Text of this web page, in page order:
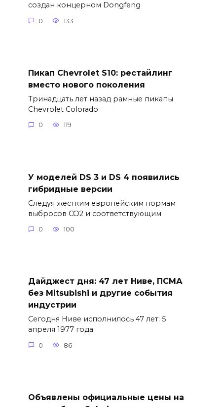
создан концерном Dongfeng
0 133
Пикап Chevrolet S10: рестайлинг
вместо нового поколения
Тринадцать лет назад рамные пикапы
Chevrolet Colorado
0 119
У моделей DS 3 и DS 4 появились
гибридные версии
Следуя жестким европейским нормам
выбросов CO2 и соответствующим
0 100
Дайджест дня: 47 лет Ниве, ПСМА
без Mitsubishi и другие события
индустрии
Сегодня Ниве исполнилось 47 лет: 5
апреля 1977 года
0 86
Объявлены официальные цены на